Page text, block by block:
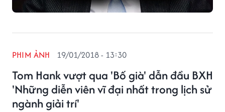
Tom Hank vượt qua 'Bố già' dẫn đầu BXH
'Những diễn viên vĩ đại nhất trong lịch sử
ngành giải trí'
PHIM ẢNH 19/01/2018 - 13:30